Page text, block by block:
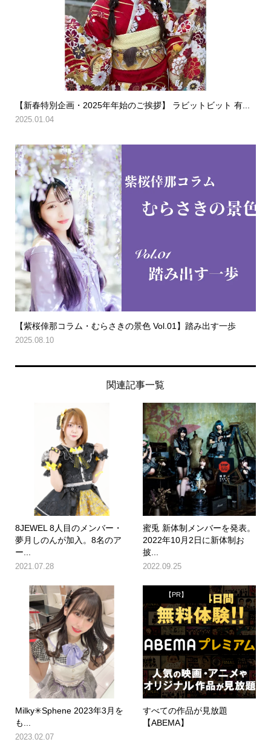
【新春特別企画・2025年年始のご挨拶】 ラビットビット 有...
2025.01.04
【紫桜倖那コラム・むらさきの景色 Vol.01】踏み出す一歩
2025.08.10
関連記事一覧
8JEWEL 8人目のメンバー・
夢月しのんが加入。8名のア
ー...
2021.07.28
蜜兎 新体制メンバーを発表。
2022年10月2日に新体制お
披...
2022.09.25
Milky✳︎Sphene 2023年3月を
も...
2023.02.07
【PR】
すべての作品が見放題
【ABEMA】